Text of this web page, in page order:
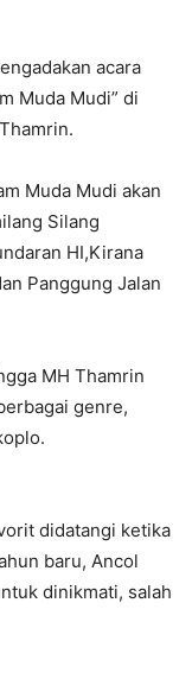
acara
Muda Mudi” di
Muda Mudi akan
Silang
HI,Kirana
Panggung Jalan
MH Thamrin
genre,
didatangi ketika
baru, Ancol
dinikmati, salah